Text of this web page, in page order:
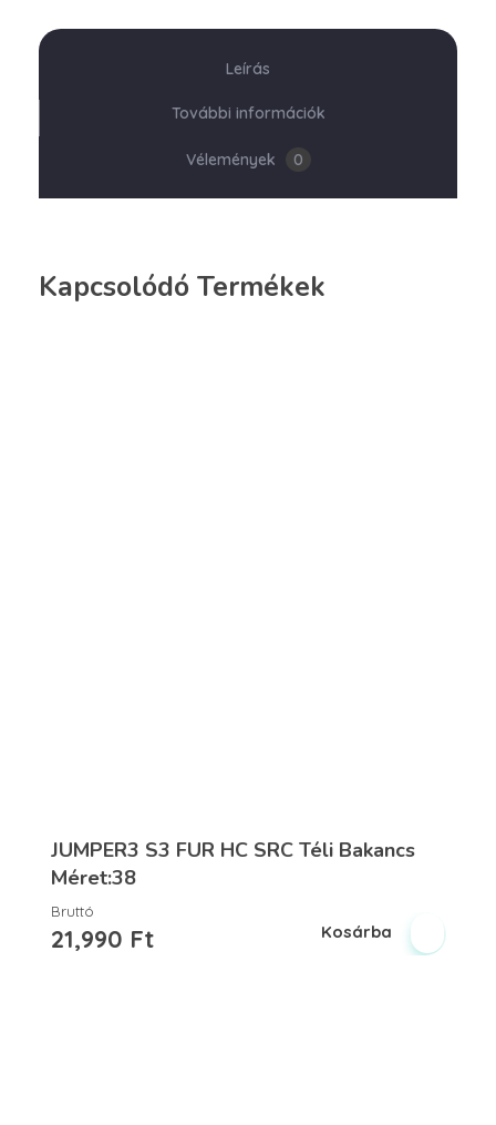
Leírás
További információk
Vélemények 0
Kapcsolódó Termékek
JUMPER3 S3 FUR HC SRC Téli Bakancs
Méret:38
21,990 Ft
Bruttó
Kosárba